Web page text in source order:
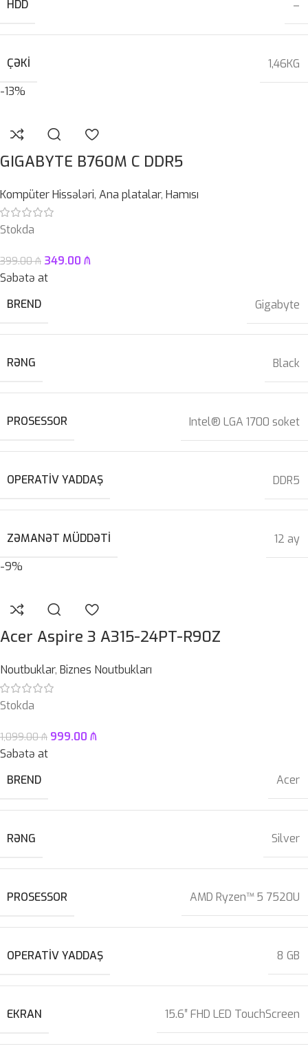
HDD –
ÇƏKI
1,46KG
-13%
GIGABYTE B760M C DDR5
Kompüter Hissələri, Ana platalar, Hamısı
Stokda
399.00₼ 349.00 ₼
Səbətə at
BREND
Gigabyte
RƏNG Black
PROSESSOR Intel® LGA 1700 soket
OPERATIV YADDAŞ DDR5
ZƏMANƏT MÜDDƏTI
12 ay
-9%
Acer Aspire 3 A315-24PT-R90Z
Noutbuklar, Biznes Noutbukları
Stokda
1,099.00₼ 999.00 ₼
Səbətə at
BREND
Acer
RƏNG Silver
PROSESSOR AMD Ryzen™ 5 7520U
OPERATIV YADDAŞ 8 GB
EKRAN 15.6″ FHD LED TouchScreen